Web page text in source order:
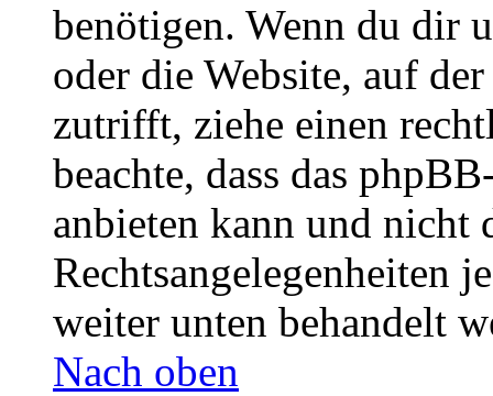
benötigen. Wenn du dir
oder die Website, auf
zutrifft, ziehe einen
beachte, dass das
anbieten kann und nicht
Rechtsangelegenheiten
weiter unten behandelt
Nach oben